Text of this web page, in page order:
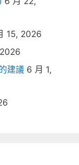
15, 2026
建議 6 月 1,